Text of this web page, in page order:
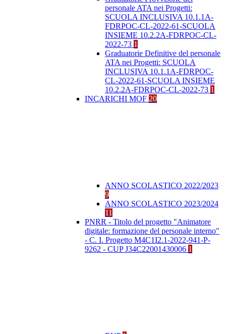
personale ATA nei Progetti:
SCUOLA INCLUSIVA 10.1.1A-
FDRPOC-CL-2022-61-SCUOLA
INSIEME 10.2.2A-FDRPOC-CL-
2022-73 1
Graduatorie Definitive del personale
ATA nei Progetti: SCUOLA
INCLUSIVA 10.1.1A-FDRPOC-
CL-2022-61-SCUOLA INSIEME
10.2.2A-FDRPOC-CL-2022-73 1
INCARICHI MOF 20
ANNO SCOLASTICO 2022/2023
9
ANNO SCOLASTICO 2023/2024
11
PNRR - Titolo del progetto "Animatore
digitale: formazione del personale interno"
- C. I. Progetto M4C1I2.1-2022-941-P-
9262 - CUP J34C22001430006 1